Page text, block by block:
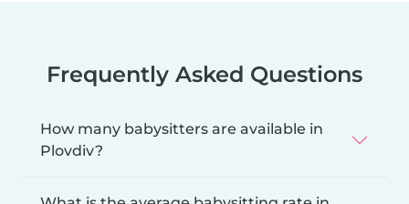
Frequently Asked Questions
How many babysitters are available in
Plovdiv?